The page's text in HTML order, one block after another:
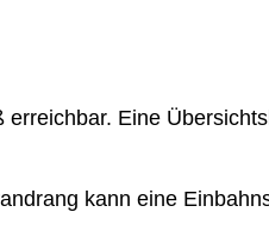
Eine
kann eine